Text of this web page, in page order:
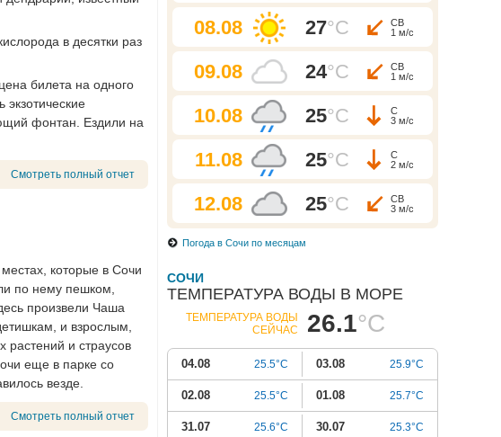
в десятки раз
билета на одного
фонтан. Ездили на
Смотреть полный отчет
которые в Сочи
по нему пешком,
произвели Чаша
и взрослым,
растений и страусов
еще в парке со
везде.
Смотреть полный отчет
08.08 27°C
СВ
1 м/с
09.08 24°C
СВ
1 м/с
10.08 25°C
С
3 м/с
11.08 25°C
С
2 м/с
12.08 25°C
СВ
3 м/с
Погода в Сочи по месяцам
СОЧИ
ТЕМПЕРАТУРА ВОДЫ В МОРЕ
ТЕМПЕРАТУРА ВОДЫ
СЕЙЧАС
26.1°C
04.08 25.5°C 03.08 25.9°C
02.08 25.5°C 01.08 25.7°C
31.07 25.6°C 30.07 25.3°C